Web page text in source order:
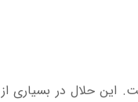
حلال در بسیاری از